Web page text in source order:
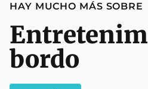
HAY MUCHO MÁS SOBRE
bordo